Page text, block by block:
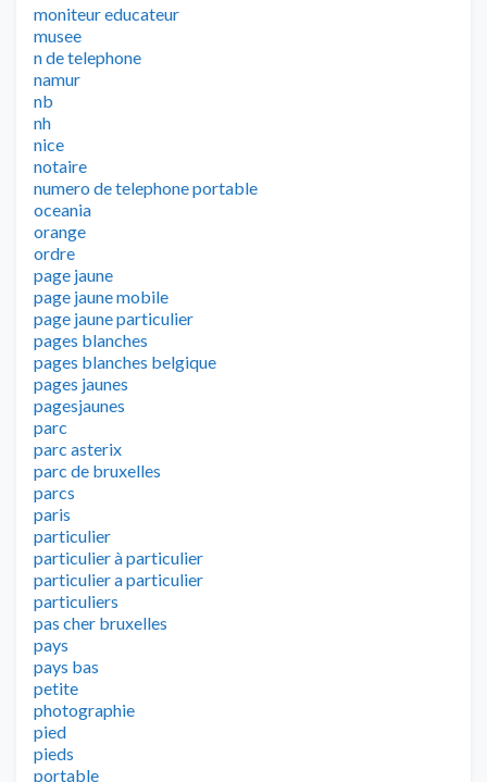
moniteur educateur
musee
n de telephone
namur
nb
nh
nice
notaire
numero de telephone portable
oceania
orange
ordre
page jaune
page jaune mobile
page jaune particulier
pages blanches
pages blanches belgique
pages jaunes
pagesjaunes
parc
parc asterix
parc de bruxelles
parcs
paris
particulier
particulier à particulier
particulier a particulier
particuliers
pas cher bruxelles
pays
pays bas
petite
photographie
pied
pieds
portable